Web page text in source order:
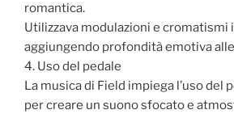
romantica.
Utilizzava modulazioni e cromatismi
aggiungendo profondità emotiva
4. Uso del pedale
La musica di Field impiega l’uso del
per creare un suono sfocato e